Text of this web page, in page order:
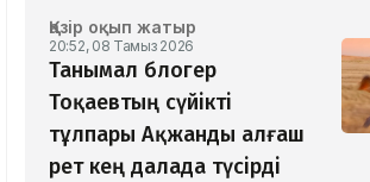
Қазір оқып жатыр
20:52, 08 Тамыз 2026
Танымал блогер
Тоқаевтың сүйікті
тұлпары Ақжанды алғаш
рет кең далада түсірді